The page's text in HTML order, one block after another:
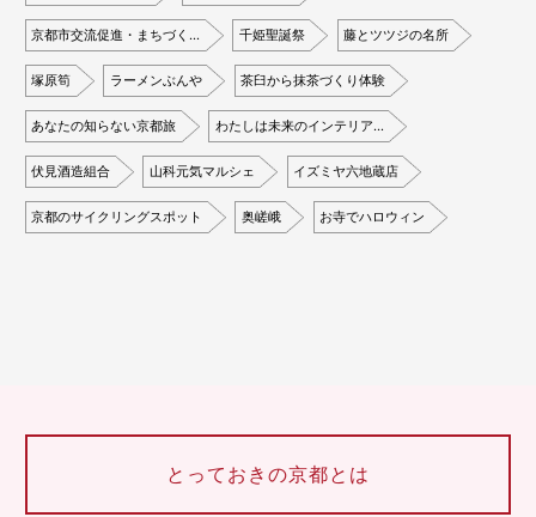
京都市交流促進・まちづく… 千姫聖誕祭 藤とツツジの名所
塚原筍 ラーメンぶんや 茶臼から抹茶づくり体験
あなたの知らない京都旅 わたしは未来のインテリア…
伏見酒造組合 山科元気マルシェ イズミヤ六地蔵店
京都のサイクリングスポット 奥嵯峨 お寺でハロウィン
とっておきの京都とは